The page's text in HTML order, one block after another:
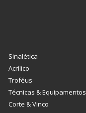
Sinalética
Acrílico
Troféus
Técnicas & Equipamentos
Corte & Vinco